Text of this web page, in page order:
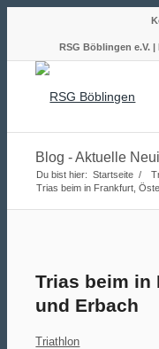
RSG Böblingen e.V.
Blog - Aktuelle
Du bist hier: Startseite /
Trias beim in Frankfurt,
Trias beim in
und Erbach
Triathlon